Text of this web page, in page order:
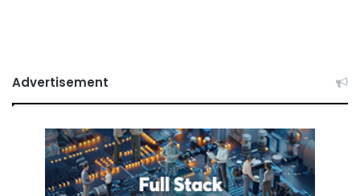
Advertisement